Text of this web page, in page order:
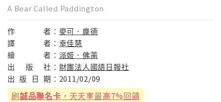
A Bear Called Paddington
作 者： 麥可．龐德
譯
者： 幸佳慧
繪
者： 派姬．佛萳
出
版 社： 財團法人國語日報社
出 版 日 期： 2011/02/09
刷誠品聯名卡 ，天天享最高7%回饋